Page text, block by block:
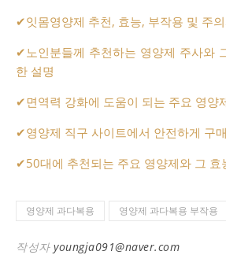
✔잇몸영양제 추천, 효능, 부작용 및 주
✔노인분들께 추천하는 영양제 주사와
한 설명
✔면역력 강화에 도움이 되는 주요 영양
✔영양제 직구 사이트에서 안전하게 구
✔50대에 추천되는 주요 영양제와 그 효
영양제 과다복용 영양제 과다복용 부작용
작성자 youngja091@naver.com